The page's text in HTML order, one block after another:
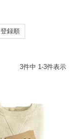
登録順
3件中 1-3件表示